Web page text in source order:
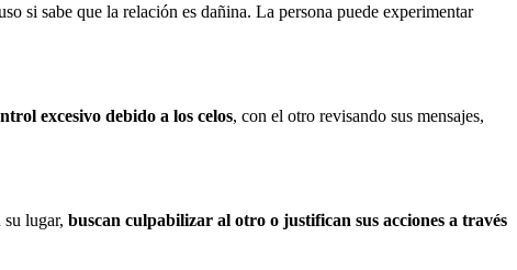
si sabe que la relación es dañina. La persona puede experimentar
excesivo debido a los celos, con el otro revisando sus mensajes,
su lugar, buscan culpabilizar al otro o justifican sus acciones a través